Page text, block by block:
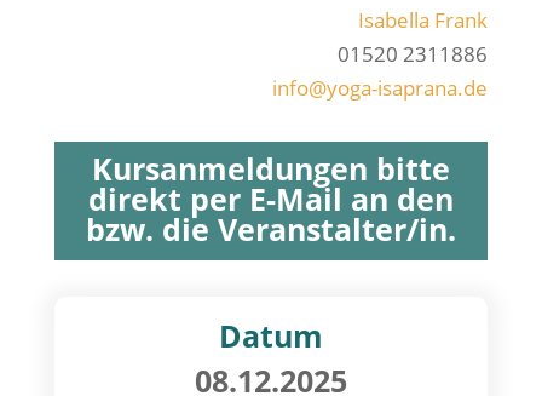
Isa­bel­la Frank
01520 2311886
info@yoga-isaprana.de
Kursanmeldungen bitte
direkt per E-Mail an den
bzw. die Veranstalter/in.
Datum
08.12.2025